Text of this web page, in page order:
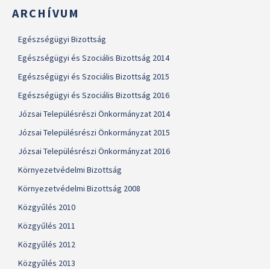
ARCHÍVUM
Egészségügyi Bizottság
Egészségügyi és Szociális Bizottság 2014
Egészségügyi és Szociális Bizottság 2015
Egészségügyi és Szociális Bizottság 2016
Józsai Településrészi Önkormányzat 2014
Józsai Településrészi Önkormányzat 2015
Józsai Településrészi Önkormányzat 2016
Környezetvédelmi Bizottság
Környezetvédelmi Bizottság 2008
Közgyűlés 2010
Közgyűlés 2011
Közgyűlés 2012
Közgyűlés 2013